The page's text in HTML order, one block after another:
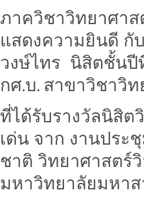
ภาควิชาวิทยาศาส
แสดงความยินดี กั
วงษ์ไทร นิสิตชั้น
กศ.บ. สาขาวิชาวิ
ที่ได้รับรางวัลนิสิต
เด่น จาก งานประ
ชาติ วิทยาศาสตร์
มหาวิทยาลัยมหา